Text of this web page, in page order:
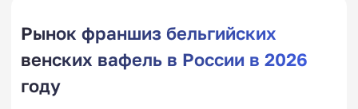
Рынок франшиз бельгийских
венских вафель в России в 2026
году